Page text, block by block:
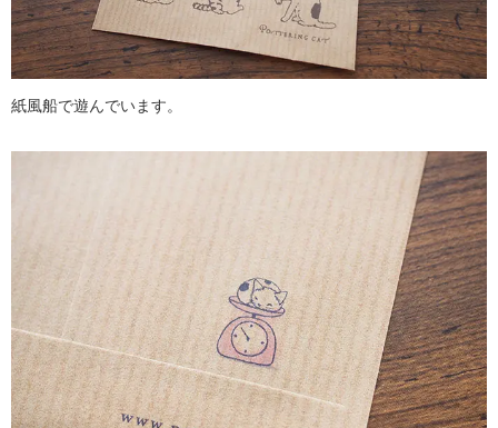
紙風船で遊んでいます。